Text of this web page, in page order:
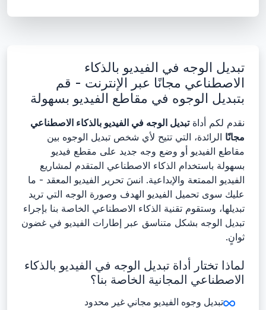
تبديل الوجه في الفيديو بالذكاء
الاصطناعي مجانًا عبر الإنترنت - قم
بتبديل الوجوه في مقاطع الفيديو بسهولة
نقدم لكم أداةتبديل الوجه في الفيديو بالذكاء الاصطناعي
مجانًا الرائدة، التي تتيح لأي شخص تبديل الوجوه بين
مقاطع الفيديو أو وضع وجه جديد على مقطع فيديو
بسهولة باستخدام الذكاء الاصطناعي المتقدم لمشاريع
الفيديو الممتعة والإبداعية. انسَ تحرير الفيديو المعقد - ما
عليك سوى تحميل الفيديو الهدف وصورة الوجه التي تريد
تبديلها، وستقوم تقنية الذكاء الاصطناعي الخاصة بنا بإجراء
تبديل الوجه بشكل متناسق عبر إطارات الفيديو في غضون
ثوانٍ.
لماذا تختار أداة تبديل الوجه في الفيديو بالذكاء
الاصطناعي المجانية الخاصة بنا؟
تبديل وجوه الفيديو مجاني غير محدود